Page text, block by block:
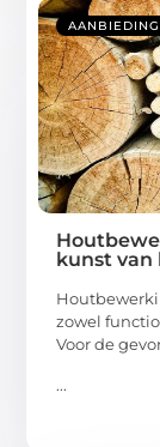
kunst van
zowel
Voor de
...